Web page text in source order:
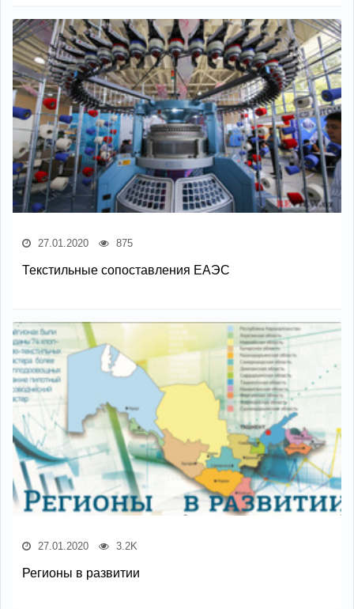
27.01.2020 875
Текстильные сопоставления ЕАЭС
27.01.2020 3.2K
Регионы в развитии